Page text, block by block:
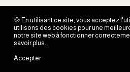
🍪 En utilisant ce site, vous acceptez
utilisons des cookies pour une
notre site web à fonctionner
savoir plus.
Accepter